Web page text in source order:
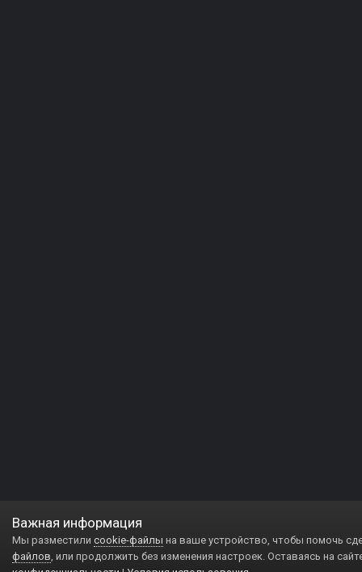
Важная информация
Мы разместили cookie-файлы на ваше устройство, чтобы помочь
файлов, или продолжить без изменения настроек. Оставаясь на